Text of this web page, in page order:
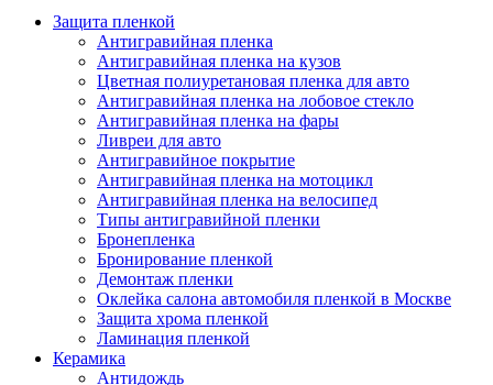
Защита пленкой
Антигравийная пленка
Антигравийная пленка на кузов
Цветная полиуретановая пленка для авто
Антигравийная пленка на лобовое стекло
Антигравийная пленка на фары
Ливреи для авто
Антигравийное покрытие
Антигравийная пленка на мотоцикл
Антигравийная пленка на велосипед
Типы антигравийной пленки
Бронепленка
Бронирование пленкой
Демонтаж пленки
Оклейка салона автомобиля пленкой в Москве
Защита хрома пленкой
Ламинация пленкой
Керамика
Антидождь